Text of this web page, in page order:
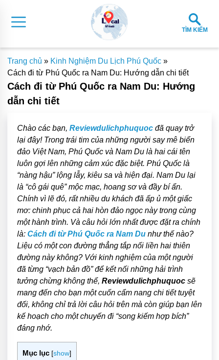
TÌM KIẾM
Trang chủ » Kinh Nghiệm Du Lịch Phú Quốc »
Cách đi từ Phú Quốc ra Nam Du: Hướng dẫn chi tiết
Cách đi từ Phú Quốc ra Nam Du: Hướng
dẫn chi tiết
Chào các bạn, Reviewdulichphuquoc đã quay trở
lại đây! Trong trái tim của những người say mê biển
đảo Việt Nam, Phú Quốc và Nam Du là hai cái tên
luôn gợi lên những cảm xúc đặc biệt. Phú Quốc là
“nàng hậu” lộng lẫy, kiêu sa và hiện đại. Nam Du lại
là “cô gái quê” mộc mạc, hoang sơ và đầy bí ẩn.
Chính vì lẽ đó, rất nhiều du khách đã ấp ủ một giấc
mơ: chinh phục cả hai hòn đảo ngọc này trong cùng
một hành trình. Và câu hỏi lớn nhất được đặt ra chính
là: Cách đi từ Phú Quốc ra Nam Du như thế nào?
Liệu có một con đường thẳng tắp nối liền hai thiên
đường này không? Với kinh nghiệm của một người
đã từng “vạch bản đồ” để kết nối những hải trình
tưởng chừng không thể, Reviewdulichphuquoc sẽ
mang đến cho bạn một cuốn cẩm nang chi tiết tuyệt
đối, không chỉ trả lời câu hỏi trên mà còn giúp bạn lên
kế hoạch cho một chuyến đi “song kiếm hợp bích”
đáng nhớ.
Mục lục [show]